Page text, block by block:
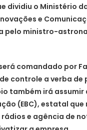
dividiu o Ministério
e
pelo ministro-
comandado por
controle a verba de
também irá assumir
(EBC), estatal que
e agência de